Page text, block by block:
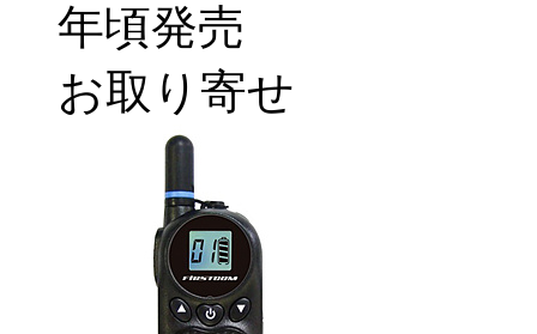
年頃発売
お取り寄せ